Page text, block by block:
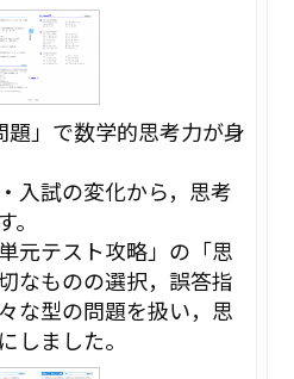
題」で数学的思考力が身
入試の変化から，思考
元テスト攻略」の「思
なものの選択，誤答指
な型の問題を扱い，思
しました。